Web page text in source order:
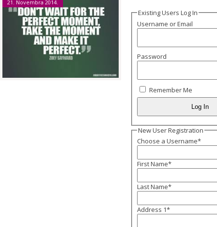
21. Novembra 2014.
Existing Users Log In
Username or Email
Password
Remember Me
New User Registration
Choose a Username*
First Name*
Last Name*
Address 1*